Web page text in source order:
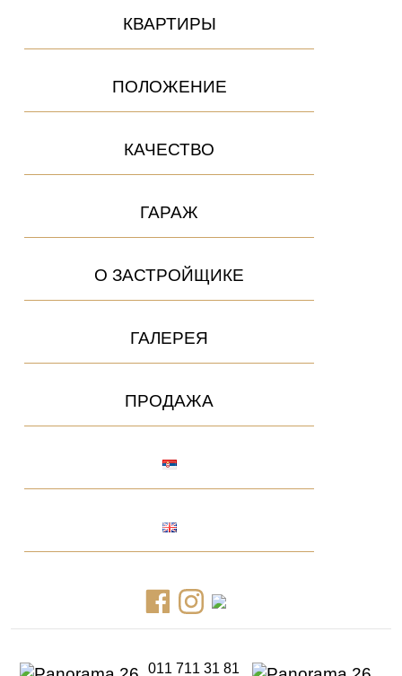
КВАРТИРЫ
ПОЛОЖЕНИЕ
КАЧЕСТВО
ГАРАЖ
О ЗАСТРОЙЩИКЕ
ГАЛЕРЕЯ
ПРОДАЖА
011 711 31 81